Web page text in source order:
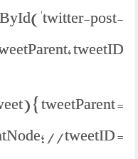
post-
tweetID;
{ tweetParent =
//tweetID =